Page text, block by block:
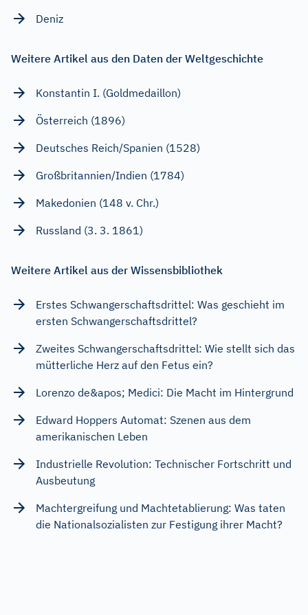
Deniz
Weitere Artikel aus den Daten der Weltgeschichte
Konstantin I. (Goldmedaillon)
Österreich (1896)
Deutsches Reich/Spanien (1528)
Großbritannien/Indien (1784)
Makedonien (148 v. Chr.)
Russland (3. 3. 1861)
Weitere Artikel aus der Wissensbibliothek
Erstes Schwangerschaftsdrittel: Was geschieht im
ersten Schwangerschaftsdrittel?
Zweites Schwangerschaftsdrittel: Wie stellt sich das
mütterliche Herz auf den Fetus ein?
Lorenzo de&apos; Medici: Die Macht im Hintergrund
Edward Hoppers Automat: Szenen aus dem
amerikanischen Leben
Industrielle Revolution: Technischer Fortschritt und
Ausbeutung
Machtergreifung und Machtetablierung: Was taten
die Nationalsozialisten zur Festigung ihrer Macht?